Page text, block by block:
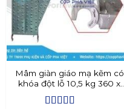
Mâm giàn giáo mạ kẽm có
khóa đột lỗ 10,5 kg 360 x